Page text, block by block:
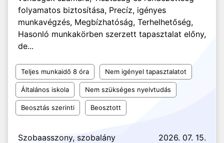
folyamatos biztosítása, Precíz, igényes
munkavégzés, Megbízhatóság, Terhelhetőség,
Hasonló munkakörben szerzett tapasztalat előny,
de...
Teljes munkaidő 8 óra Nem igényel tapasztalatot
Általános iskola Nem szükséges nyelvtudás
Beosztás szerinti Beosztott
Szobaasszony, szobalány 2026. 07. 15.